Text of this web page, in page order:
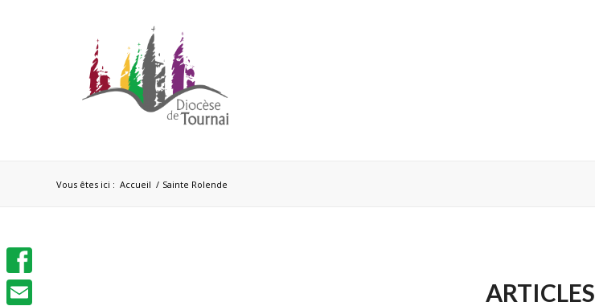
Vous êtes ici : Accueil / Sainte Rolende
ARTICLES
Facebook